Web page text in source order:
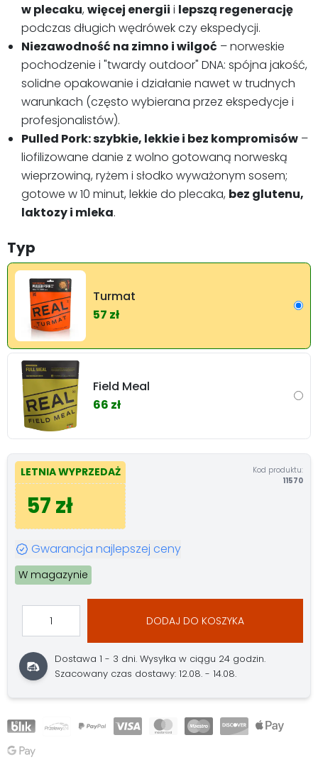
w plecaku, więcej energii i lepszą regenerację
podczas długich wędrówek czy ekspedycji.
Niezawodność na zimno i wilgoć – norweskie
pochodzenie i "twardy outdoor" DNA: spójna jakość,
solidne opakowanie i działanie nawet w trudnych
warunkach (często wybierana przez ekspedycje i
profesjonalistów).
Pulled Pork: szybkie, lekkie i bez kompromisów –
liofilizowane danie z wolno gotowaną norweską
wieprzowiną, ryżem i słodko wyważonym sosem;
gotowe w 10 minut, lekkie do plecaka, bez glutenu,
laktozy i mleka.
Typ
Turmat
57 zł
Field Meal
66 zł
LETNIA WYPRZEDAŻ
57 zł
Kod produktu:
11570
Gwarancja najlepszej ceny
W magazynie
DODAJ DO KOSZYKA
Dostawa 1 - 3 dni.Wysyłka w ciągu 24 godzin.
Szacowany czas dostawy: 12.08. - 14.08.